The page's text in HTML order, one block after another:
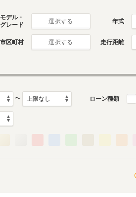
モデル・
グレード
選択する 年式
市区町村 選択する 走行距離
〜 ローン種類